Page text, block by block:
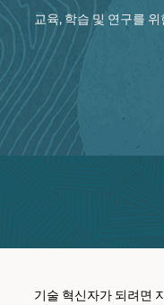
교육, 학습 및 연구를
기술 혁신자가 되려면